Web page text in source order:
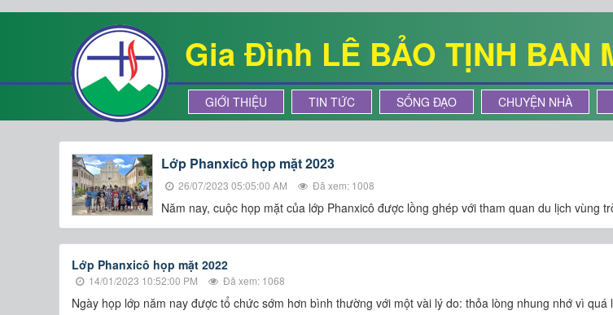
Gia Đình LÊ BẢO TỊNH BAN
GIỚI THIỆU TIN TỨC SỐNG ĐẠO CHUYỆN NHÀ
Lớp Phanxicô họp mặt 2023
26/07/2023 05:05:00 AM Đã xem: 1008
Năm nay, cuộc họp mặt của lớp Phanxicô được lồng ghép với tham quan du lịch
Lớp Phanxicô họp mặt 2022
14/01/2023 10:52:00 PM Đã xem: 1068
Ngày họp lớp năm nay được tổ chức sớm hơn bình thường với một vài lý do: thỏa lòng nhung nhớ vì quá